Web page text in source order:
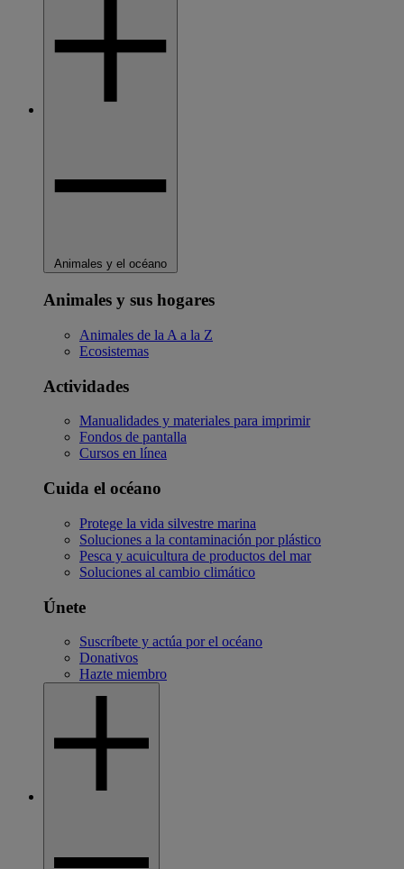
Animales y el océano
Animales y sus hogares
Animales de la A a la Z
Ecosistemas
Actividades
Manualidades y materiales para imprimir
Fondos de pantalla
Cursos en línea
Cuida el océano
Protege la vida silvestre marina
Soluciones a la contaminación por plástico
Pesca y acuicultura de productos del mar
Soluciones al cambio climático
Únete
Suscríbete y actúa por el océano
Donativos
Hazte miembro